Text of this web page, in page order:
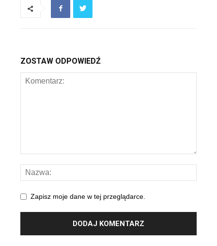
ZOSTAW ODPOWIEDŹ
Zapisz moje dane w tej przeglądarce.